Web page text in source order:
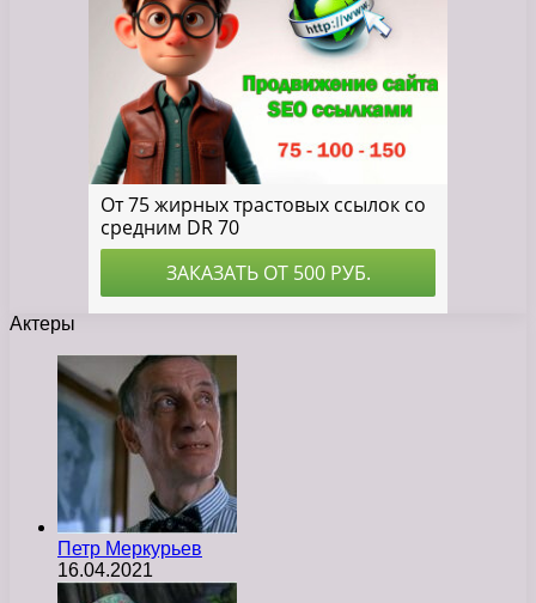
Актеры
Петр Меркурьев
16.04.2021